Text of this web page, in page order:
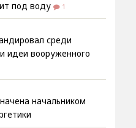
под воду
1
среди
идеи вооруженного
начальником